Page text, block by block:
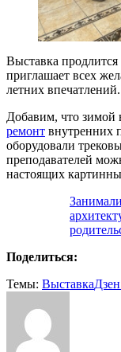
Выставка
приглашает всех
летних впечатлений.
Добавим, что
ремонт внутренних
оборудовали
преподавателей
настоящих
Поделиться:
Темы: Выставка